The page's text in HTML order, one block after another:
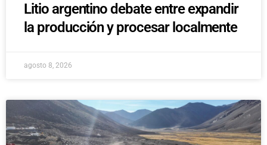
Litio argentino debate entre expandir
la producción y procesar localmente
agosto 8, 2026